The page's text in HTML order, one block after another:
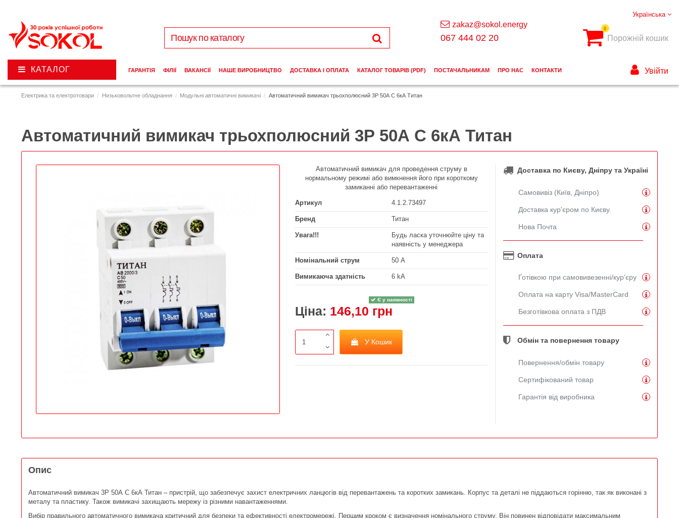
Електрика та електротовари Низьковольтне обладнання Модульні автоматичні вимикачі Автоматичний вимикач трьохполюсний 3Р 50А C 6кА Титан
Автоматичний вимикач трьохполюсний 3Р 50А C 6кА Титан
Автоматичний вимикач для проведення струму в
нормальному режимі або вимкнення його при короткому
замиканні або перевантаженні
Артикул 4.1.2.73497
Бренд Титан
Увага!!!
Будь ласка уточнюйте ціну та
наявність у менеджера
Номінальний струм 50 А
Вимикаюча здатність 6 kA
Є у наявності
Ціна: 146,10 грн
У Кошик
Доставка по Києву, Дніпру та Україні
Самовивіз (Київ, Дніпро)
Доставка кур'єром по Києву.
Нова Почта
Оплата
Готівкою при самовивезенні/кур'єру
Оплата на карту Visa/MasterCard
Безготівкова оплата з ПДВ
Обмін та повернення товару
Повернення/обмін товару
Сертифікований товар
Гарантія від виробника
Опис
Автоматичний вимикач 3Р 50А C 6кА Титан – пристрій, що забезпечує захист електричних ланцюгів від перевантажень та коротких замикань. Корпус та деталі не піддаються горінню, так як виконані з
металу та пластику. Також вимикачі захищають мережу із різними навантаженнями.
Вибір правильного автоматичного вимикача критичний для безпеки та ефективності електромережі. Першим кроком є визначення номінального струму. Він повинен відповідати максимальним
Українська
zakaz@sokol.energy
067 444 02 20
0
Порожній кошик
КАТАЛОГ ГАРАНТІЯ ФІЛІЇ ВАКАНСІЇ НАШЕ ВИРОБНИЦТВО ДОСТАВКА І ОПЛАТА КАТАЛОГ ТОВАРІВ (PDF) ПОСТАЧАЛЬНИКАМ ПРО НАС КОНТАКТИ Увійти